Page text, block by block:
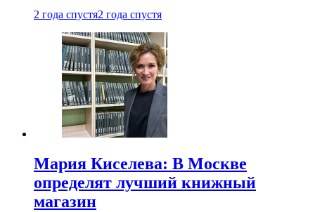
2 года спустя2 года спустя
Мария Киселева: В Москве
определят лучший книжный
магазин